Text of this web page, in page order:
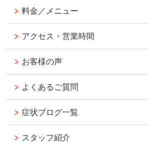
料金／メニュー
アクセス・営業時間
お客様の声
よくあるご質問
症状ブログ一覧
スタッフ紹介